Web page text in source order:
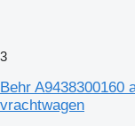
3
Behr A9438300160
vrachtwagen